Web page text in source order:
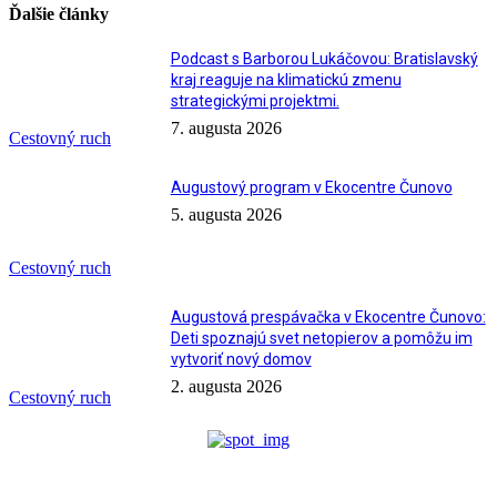
Ďalšie články
Cestovný ruch
Podcast s Barborou Lukáčovou: Bratislavský
kraj reaguje na klimatickú zmenu
strategickými projektmi.
7. augusta 2026
Cestovný ruch
Augustový program v Ekocentre Čunovo
5. augusta 2026
Cestovný ruch
Augustová prespávačka v Ekocentre Čunovo:
Deti spoznajú svet netopierov a pomôžu im
vytvoriť nový domov
2. augusta 2026